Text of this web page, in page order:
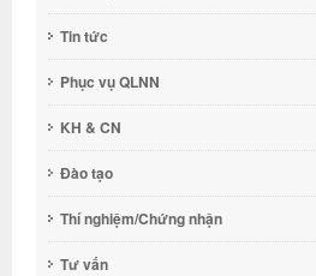
Tin tức
Phục vụ QLNN
KH & CN
Đào tạo
Thí nghiệm/Chứng nhận
Tư vấn